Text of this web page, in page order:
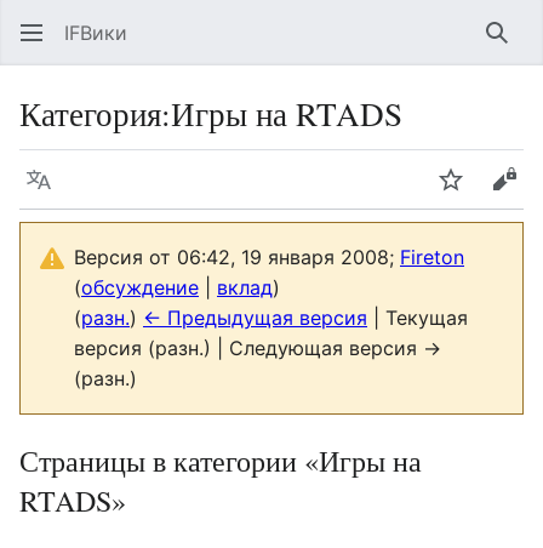
IFВики
Категория:Игры на RTADS
Язык Следить
Версия от 06:42, 19 января 2008; Fireton
(обсуждение вклад)
(разн.) ← Предыдущая версия | Текущая
версия (разн.) | Следующая версия →
(разн.)
Страницы в категории «Игры на
RTADS»